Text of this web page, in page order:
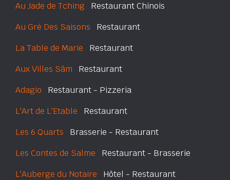
Au Jade de Tching Restaurant Chinois
Au Gré Des Saisons Restaurant
La Table de Marie Restaurant
Aux Villes Sâm Restaurant
Adagio Restaurant - Pizzeria
L'Art de L'Etable Restaurant
Les 6 Quarts Brasserie - Restaurant
Les Contes de Salme Restaurant - Brasserie
L'Auberge du Notaire Hôtel - Restaurant